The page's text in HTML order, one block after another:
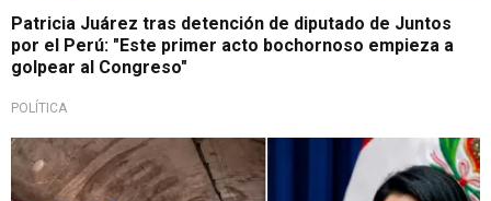
Patricia Juárez tras detención de diputado de Juntos
por el Perú: "Este primer acto bochornoso empieza a
golpear al Congreso"
POLÍTICA
Mensaje a la Nación